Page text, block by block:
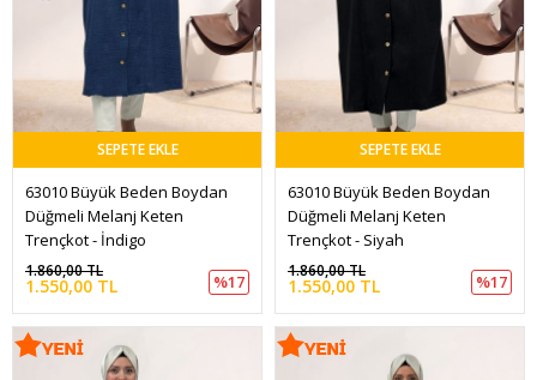
SEPETE EKLE
63010 Büyük Beden Boydan
Düğmeli Melanj Keten
Trençkot - İndigo
1.550,00 TL
1.860,00 TL
%17
SEPETE EKLE
63010 Büyük Beden Boydan
Düğmeli Melanj Keten
Trençkot - Siyah
1.550,00 TL
1.860,00 TL
%17